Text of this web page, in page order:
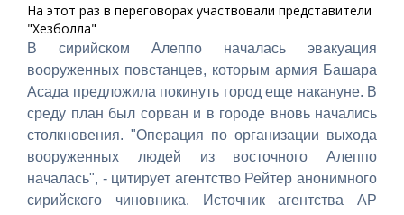
На этот раз в переговорах участвовали представители
"Хезболла"
В сирийском Алеппо началась эвакуация
вооруженных повстанцев, которым армия Башара
Асада предложила покинуть город еще накануне. В
среду план был сорван и в городе вновь начались
столкновения. "Операция по организации выхода
вооруженных людей из восточного Алеппо
началась", - цитирует агентство Рейтер анонимного
сирийского чиновника. Источник агентства АР